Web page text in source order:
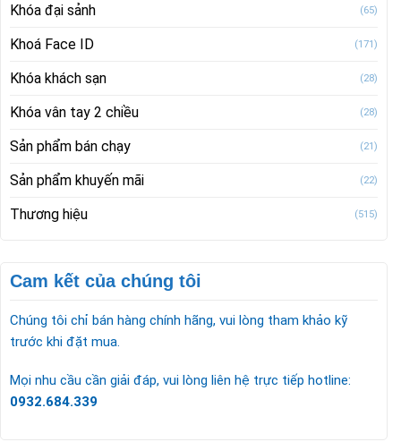
Khóa đại sảnh (65)
Khoá Face ID (171)
Khóa khách sạn (28)
Khóa vân tay 2 chiều (28)
Sản phẩm bán chạy (21)
Sản phẩm khuyến mãi (22)
Thương hiệu (515)
Cam kết của chúng tôi
Chúng tôi chỉ bán hàng chính hãng, vui lòng tham khảo kỹ
trước khi đặt mua.
Mọi nhu cầu cần giải đáp, vui lòng liên hệ trực tiếp hotline:
0932.684.339